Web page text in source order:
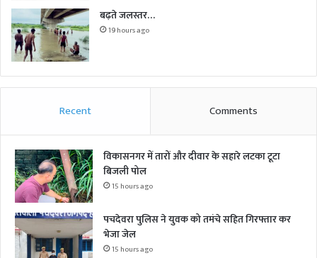
बढ़ते जलस्तर…
19 hours ago
Recent Comments
विकासनगर में तारों और दीवार के सहारे लटका टूटा
बिजली पोल
15 hours ago
पचदेवरा पुलिस ने युवक को तमंचे सहित गिरफ्तार कर
भेजा जेल
15 hours ago